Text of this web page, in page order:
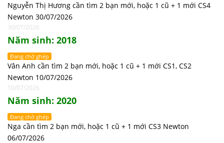
Nguyễn Thị Hương cần tìm 2 bạn mới, hoặc 1 cũ + 1 mới CS4
Newton 30/07/2026
30/07/2026
Năm sinh: 2018
Đang chờ ghép
Vân Anh cần tìm 2 bạn mới, hoặc 1 cũ + 1 mới CS1, CS2
Newton 10/07/2026
10/07/2026
Năm sinh: 2020
Đang chờ ghép
Nga cần tìm 2 bạn mới, hoặc 1 cũ + 1 mới CS3 Newton
06/07/2026